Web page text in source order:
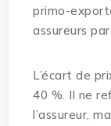
primo-
assureurs
L’écart de
40 %. Il ne
l’assureur,